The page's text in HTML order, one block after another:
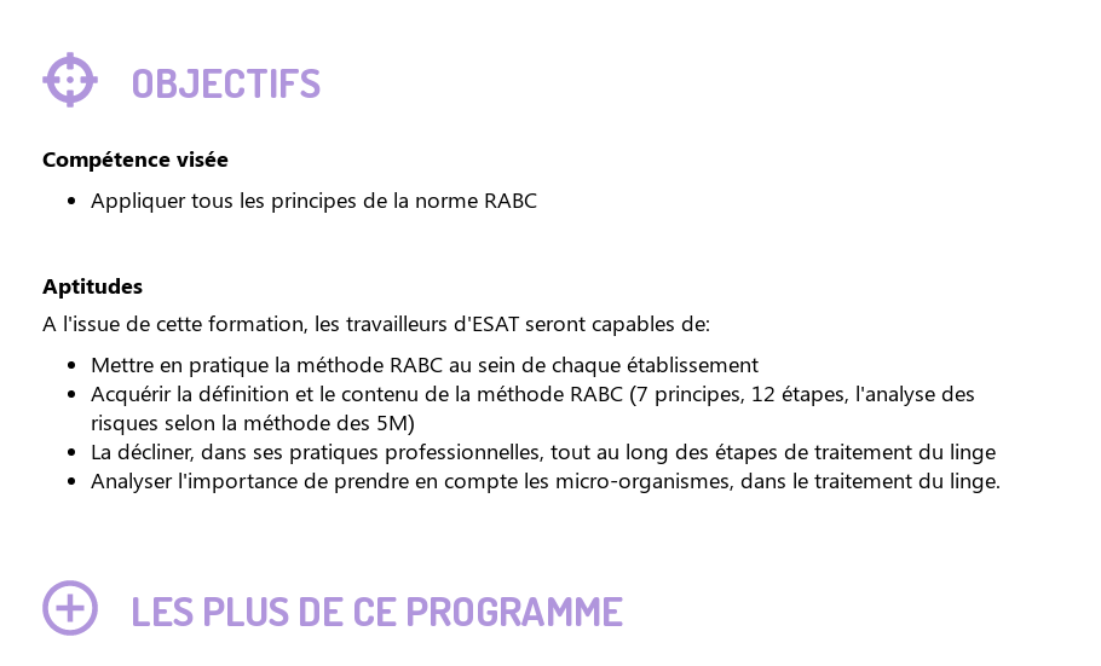
OBJECTIFS
Compétence visée
Appliquer tous les principes de la norme RABC
Aptitudes
A l'issue de cette formation, les travailleurs d'ESAT seront capables de:
Mettre en pratique la méthode RABC au sein de chaque établissement
Acquérir la définition et le contenu de la méthode RABC (7 principes, 12 étapes, l'analyse des
risques selon la méthode des 5M)
La décliner, dans ses pratiques professionnelles, tout au long des étapes de traitement du linge
Analyser l'importance de prendre en compte les micro-organismes, dans le traitement du linge.
LES PLUS DE CE PROGRAMME